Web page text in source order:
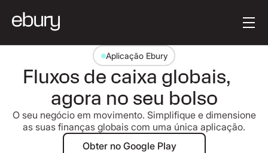
Aplicação Ebury
Fluxos de caixa globais,
agora no seu bolso
O seu negócio em movimento. Simplifique e dimensione
as suas finanças globais com uma única aplicação.
Obter no Google Play
Obter no Google Play